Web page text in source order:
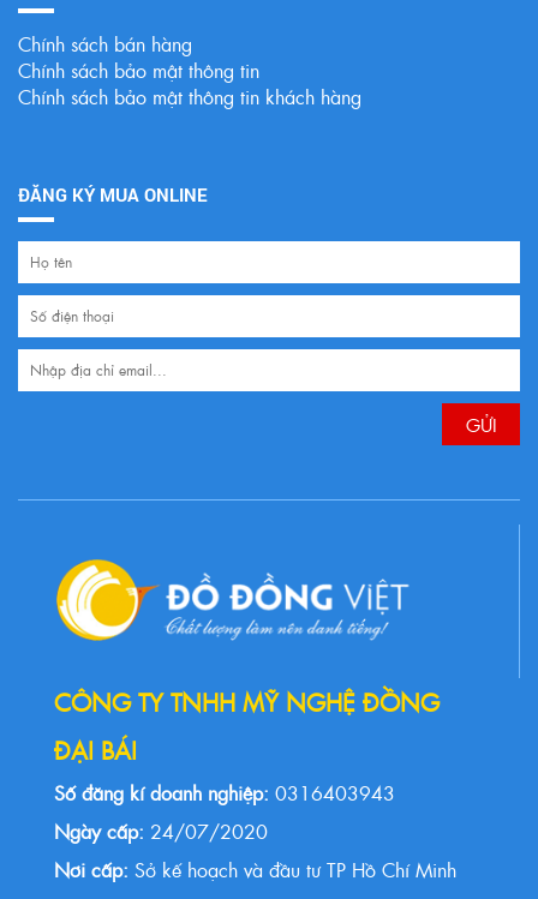
Chính sách bán hàng
Chính sách bảo mật thông tin
Chính sách bảo mật thông tin khách hàng
ĐĂNG KÝ MUA ONLINE
CÔNG TY TNHH MỸ NGHỆ ĐỒNG
ĐẠI BÁI
Số đăng kí doanh nghiệp: 0316403943
Ngày cấp: 24/07/2020
Nơi cấp: Sở kế hoạch và đầu tư TP Hồ Chí Minh